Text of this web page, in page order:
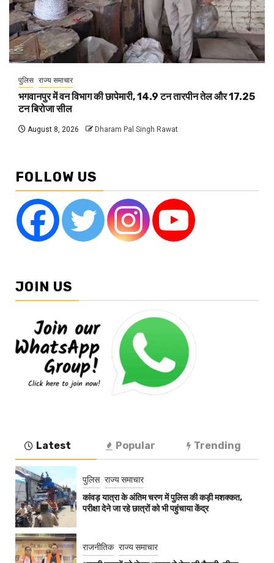
पुलिस राज्य समाचार
भगवानपुर में वन विभाग की छापेमारी, 14.9 टन तारपीन तेल और 17.25
टन बिरोजा सील
August 8, 2026 Dharam Pal Singh Rawat
FOLLOW US
JOIN US
Latest Popular Trending
पुलिस राज्य समाचार
कांवड़ यात्रा के अंतिम चरण में पुलिस की कड़ी मशक्कत,
परीक्षा देने जा रहे छात्रों को भी पहुंचाया केंद्र
राजनीतिक राज्य समाचार